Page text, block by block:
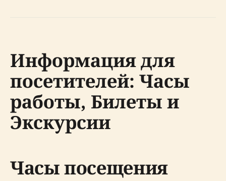
Информация для
посетителей: Часы
работы, Билеты и
Экскурсии
Часы посещения